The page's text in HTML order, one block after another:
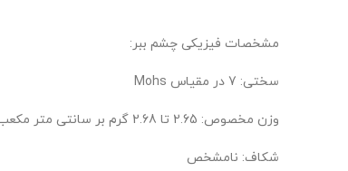
مشخصات فیزیکی چشم ببر:
سختی: 7 در مقیاس Mohs
وزن مخصوص: 2.65 تا 2.68 گرم بر سانتی متر مکعب
شکاف: نامشخص